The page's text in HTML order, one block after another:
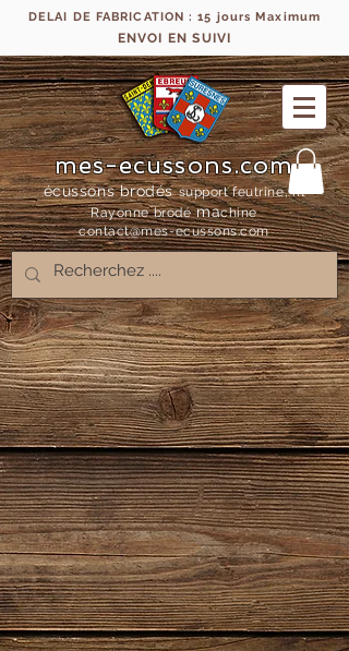
DELAI DE FABRICATION : 15 jours Maximum
ENVOI EN SUIVI
mes-ecussons.com
écussons brodés support feutrine, fil
Rayonne brodémachine
contact@mes-ecussons.com